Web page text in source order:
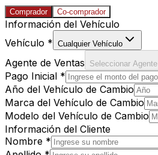
Comprador Co-comprador
Información del Vehículo
Vehículo * Cualquier Vehículo
Agente de Ventas Seleccionar Agente
Pago Inicial *
Año del Vehículo de Cambio
Marca del Vehículo de Cambio
Modelo del Vehículo de Cambio
Información del Cliente
Nombre *